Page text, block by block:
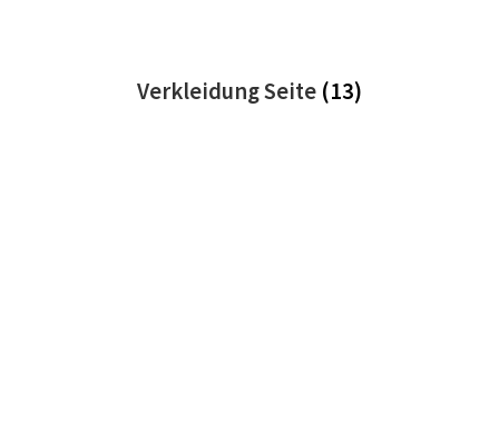
Verkleidung Seite (13)